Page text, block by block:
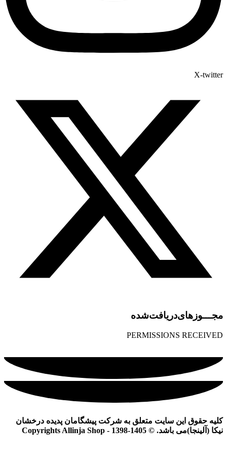
X-twitter
مجـــوز‌های‌دریافت‌شده
PERMISSIONS RECEIVED
کلیه حقوق این سایت متعلق به شرکت پیشگامان پدیده درخشان
نیکا (آلینجا)می باشد. © Copyrights Allinja Shop - 1398-1405